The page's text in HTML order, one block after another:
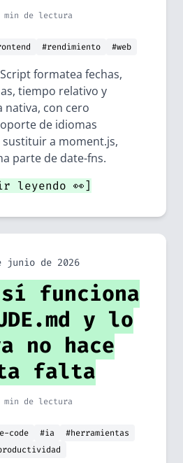
min de lectura
#rendimiento #web
formatea fechas,
tiempo relativo y
nativa, con cero
de idiomas
a moment.js,
parte de date-fns.
leyendo 👀]
junio de 2026
funciona
y lo
no hace
falta
min de lectura
code #ia
#herramientas